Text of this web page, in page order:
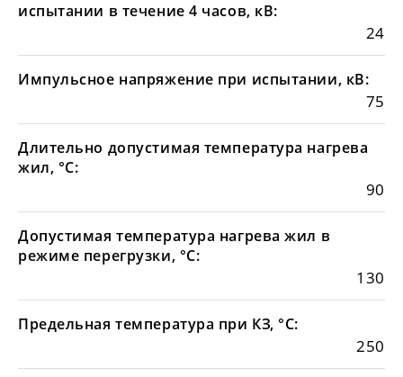
испытании в течение 4 часов, кВ:
24
Импульсное напряжение при испытании, кВ:
75
Длительно допустимая температура нагрева
жил, °С:
90
Допустимая температура нагрева жил в
режиме перегрузки, °С:
130
Предельная температура при КЗ, °С:
250